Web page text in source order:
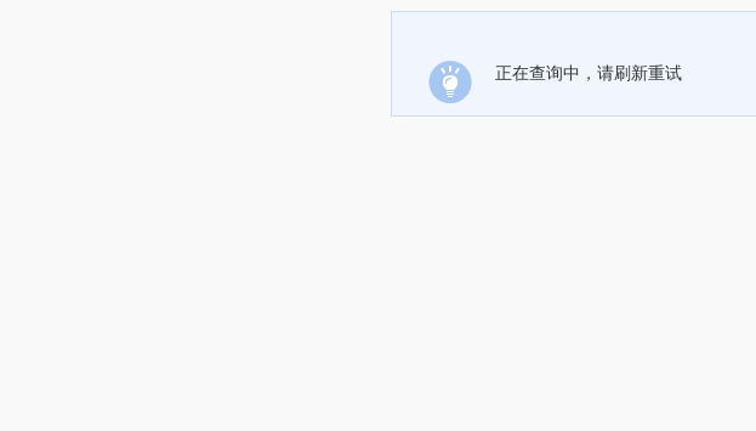
正在查询中，请刷新重试